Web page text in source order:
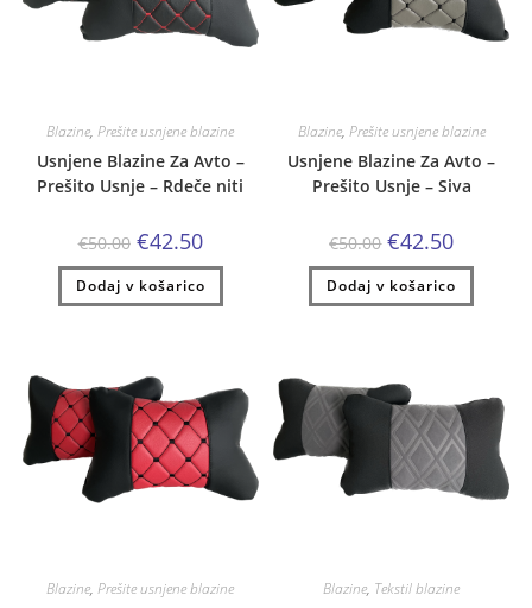
Blazine,Prešite usnjene blazine
Usnjene Blazine Za Avto –
Prešito Usnje – Rdeče niti
€50.00 Izvirna
cena
je
bila:
€50.00.
€42.50Trenutna
cena
je:
€42.50.
Dodaj v košarico
Blazine, Prešite usnjene blazine
Usnjene Blazine Za Avto –
Prešito Usnje – Siva
€50.00 Izvirna
cena
je
bila:
€50.00.
€42.50Trenutna
je:
€42.50.
Dodaj v košarico
Blazine,Prešite usnjene blazine Blazine, Tekstil blazine